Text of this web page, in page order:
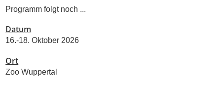
Programm folgt noch ...
Datum
16.-18. Oktober 2026
Ort
Zoo Wuppertal